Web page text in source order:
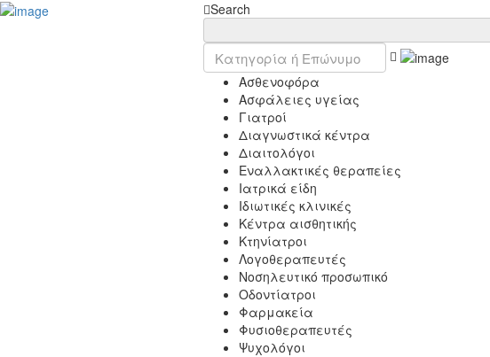
Add Listing
Search
Ασθενοφόρα
Ασφάλειες υγείας
Γιατροί
Διαγνωστικά κέντρα
Διαιτολόγοι
Εναλλακτικές θεραπείες
Ιατρικά είδη
Ιδιωτικές κλινικές
Κέντρα αισθητικής
Κτηνίατροι
Λογοθεραπευτές
Νοσηλευτικό προσωπικό
Οδοντίατροι
Φαρμακεία
Φυσιοθεραπευτές
Ψυχολόγοι